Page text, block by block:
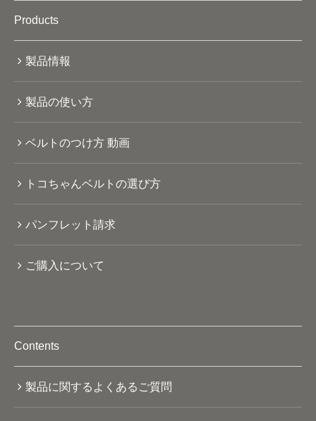
Products
製品情報
製品の使い方
ベルトのつけ方 動画
トコちゃんベルトの選び方
パンフレット請求
ご購入について
Contents
製品に関するよくあるご質問